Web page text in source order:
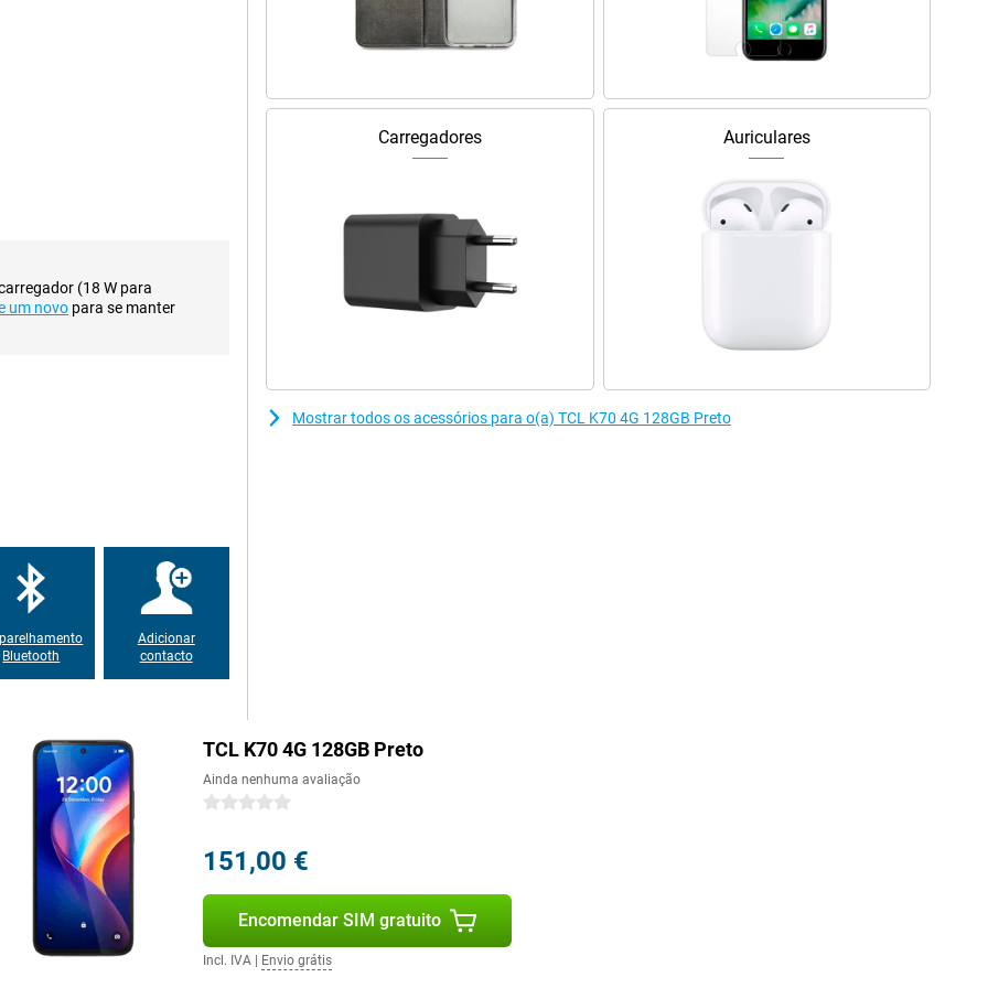
O ecrã apresenta
uma qualidade de imagem
Isto torna o dispositivo
condições de iluminação. O
aplicações sem estar
mais intensiva, será necessário
A combinação do tamanho da
Isto torna o dispositivo prático
sem grande atenção.
seu TCL K70 4G 128GB Preto.
o que precisa. A
definições complicadas, o que
(18 W para
um novo para se manter
Bluetooth
Adicionar
contacto
Carregadores Auriculares
Mostrar todos os acessórios para o(a) TCL K70 4G 128GB Preto
TCL K70 4G 128GB Preto
Ainda nenhuma avaliação
0 estrelas
151,00 €
Encomendar SIM gratuito
Incl. IVA Envio grátis